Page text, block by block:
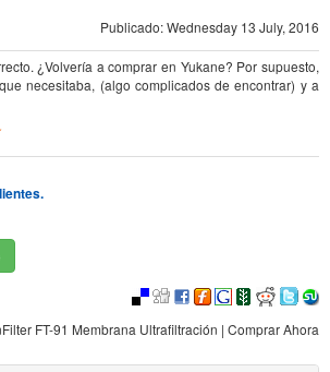
Publicado: Wednesday 13 July, 2016
¿Volvería a comprar en Yukane? Por supuesto,
necesitaba, (algo complicados de encontrar) y a
FT-91 Membrana Ultrafiltración | Comprar Ahora